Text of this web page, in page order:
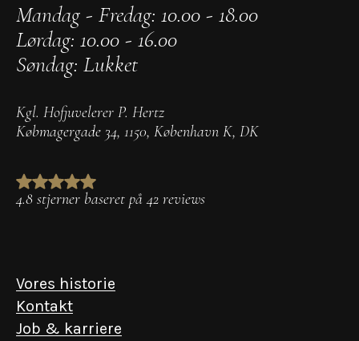
Mandag - Fredag: 10.00 - 18.00
Lørdag: 10.00 - 16.00
Søndag: Lukket
Kgl. Hofjuvelerer P. Hertz
Købmagergade 34, 1150, København K, DK
4.8 stjerner baseret på 42 reviews
Vores historie
Kontakt
Job & karriere